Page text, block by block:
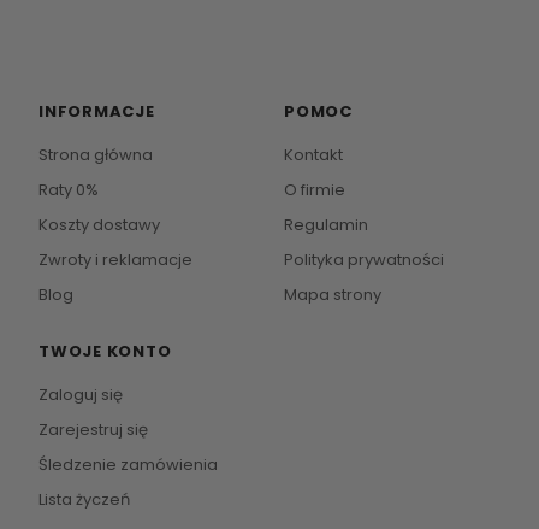
INFORMACJE
Strona główna
Raty 0%
Koszty dostawy
Zwroty i reklamacje
Blog
POMOC
Kontakt
O firmie
Regulamin
Polityka prywatności
Mapa strony
TWOJE KONTO
Zaloguj się
Zarejestruj się
Śledzenie zamówienia
Lista życzeń